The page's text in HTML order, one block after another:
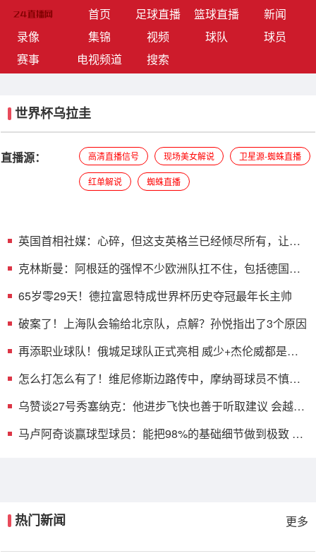
首页(current)足球直播 篮球直播
新闻
录像
集锦 视频 球队
球员
赛事
电视频道 搜索
世界杯乌拉圭
直播源： 高清直播信号 现场美女解说 卫星源-蜘蛛直播
红单解说 蜘蛛直播
英国首相社媒：心碎，但这支英格兰已经倾尽所有，让我
克林斯曼：阿根廷的强悍不少欧洲队扛不住，包括德国在
65岁零29天！德拉富恩特成世界杯历史夺冠最年长主帅
破案了！上海队会输给北京队，点解？孙悦指出了3个原因
再添职业球队！俄城足球队正式亮相 威少+杰伦威都是投
怎么打怎么有了！维尼修斯边路传中，摩纳哥球员不慎自
乌赞谈27号秀塞纳克：他进步飞快也善于听取建议 会越来
马卢阿奇谈赢球型球员：能把98%的基础细节做到极致 愿
热门新闻 更多